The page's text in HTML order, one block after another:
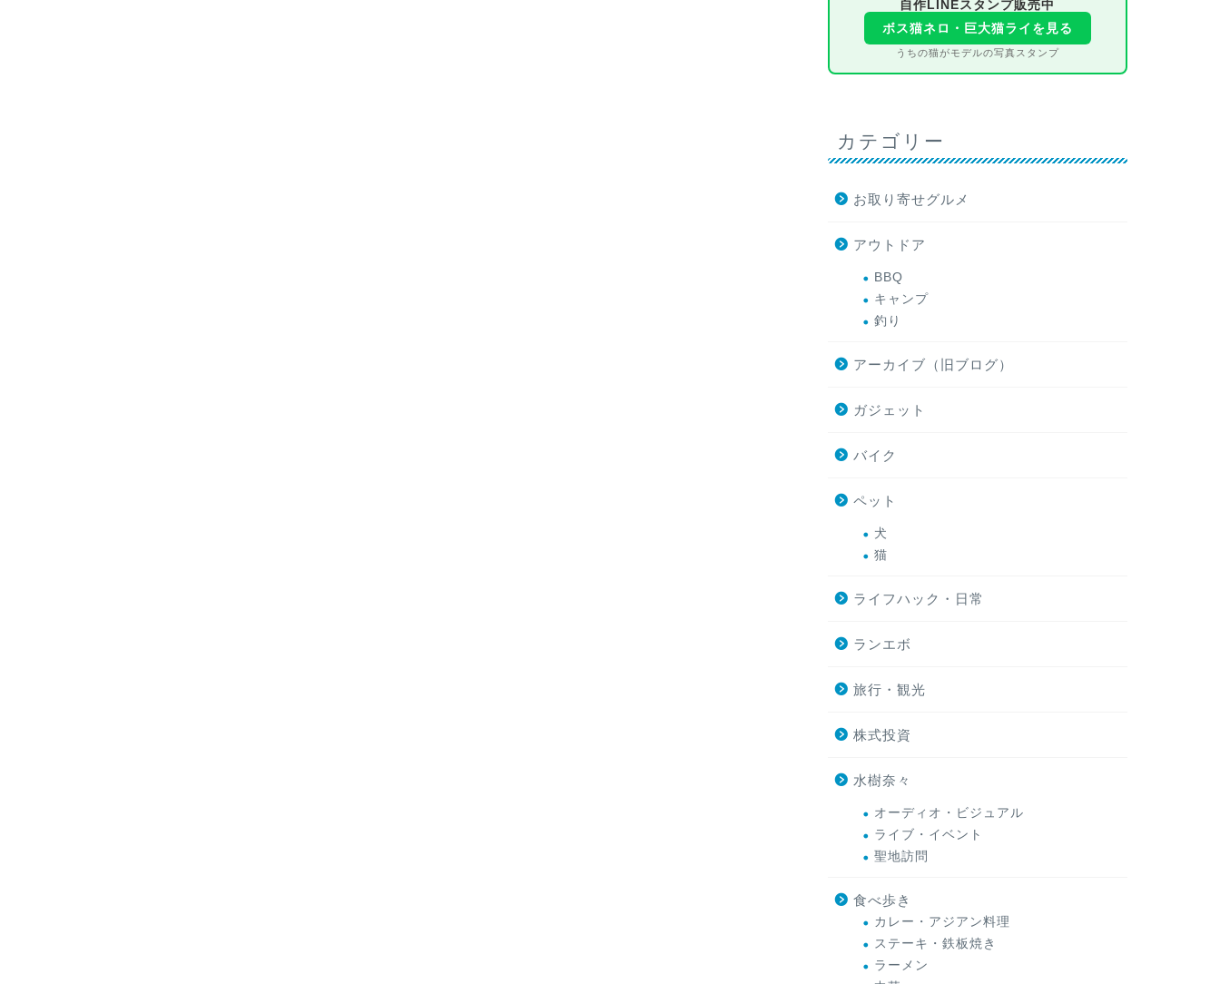
自作LINEスタンプ販売中
ボス猫ネロ・巨大猫ライを見る
うちの猫がモデルの写真スタンプ
カテゴリー
お取り寄せグルメ
アウトドア
BBQ
キャンプ
釣り
アーカイブ（旧ブログ）
ガジェット
バイク
ペット
犬
猫
ライフハック・日常
ランエボ
旅行・観光
株式投資
水樹奈々
オーディオ・ビジュアル
ライブ・イベント
聖地訪問
食べ歩き
カレー・アジアン料理
ステーキ・鉄板焼き
ラーメン